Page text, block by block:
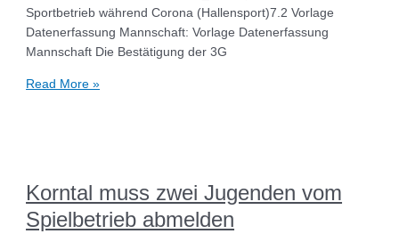
Sportbetrieb während Corona (Hallensport)7.2 Vorlage
Datenerfassung Mannschaft: Vorlage Datenerfassung
Mannschaft Die Bestätigung der 3G
Read More »
Korntal muss zwei Jugenden vom
Spielbetrieb abmelden